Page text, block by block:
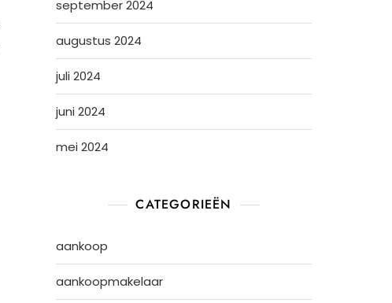
september 2024
augustus 2024
juli 2024
juni 2024
mei 2024
CATEGORIEËN
aankoop
aankoopmakelaar